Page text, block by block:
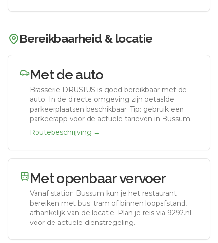
Bereikbaarheid & locatie
Met de auto
Brasserie DRUSIUS is goed bereikbaar met de
auto. In de directe omgeving zijn betaalde
parkeerplaatsen beschikbaar. Tip: gebruik een
parkeerapp voor de actuele tarieven in Bussum.
Routebeschrijving →
Met openbaar vervoer
Vanaf station Bussum kun je het restaurant
bereiken met bus, tram of binnen loopafstand,
afhankelijk van de locatie. Plan je reis via 9292.nl
voor de actuele dienstregeling.